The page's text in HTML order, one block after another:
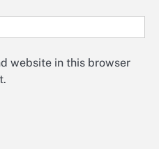
website in this browser